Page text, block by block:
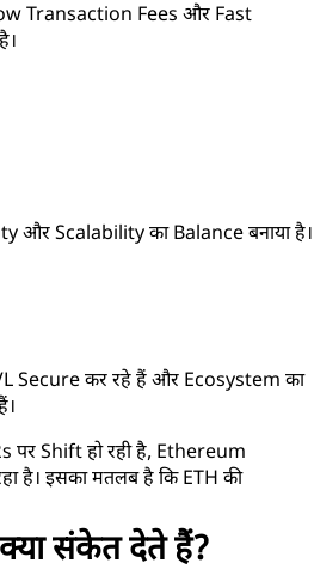
Transaction Fees और Fast
Scalability का Balance बनाया है।
Secure कर रहे हैं और Ecosystem का
पर Shift हो रही है, Ethereum
है। इसका मतलब है कि ETH की
संकेत देते हैं?